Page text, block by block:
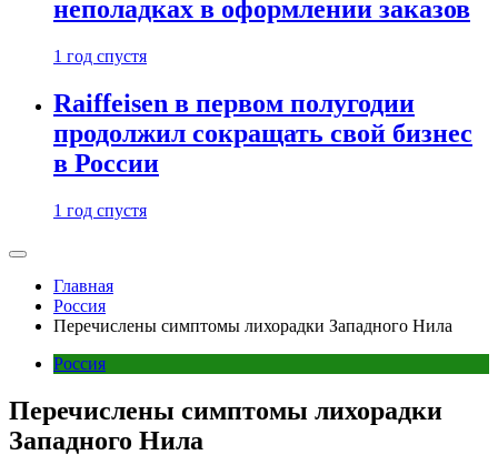
неполадках в оформлении заказов
1 год спустя
Raiffeisen в первом полугодии
продолжил сокращать свой бизнес
в России
1 год спустя
Главная
Россия
Перечислены симптомы лихорадки Западного Нила
Россия
Перечислены симптомы лихорадки
Западного Нила